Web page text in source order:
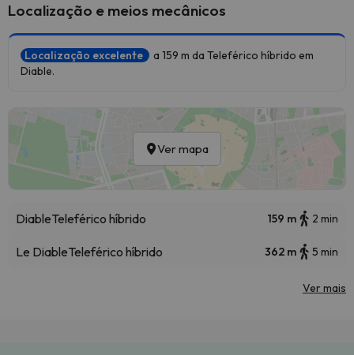
Localização e meios mecânicos
Localização excelente
a 159 m da Teleférico híbrido em
Diable.
Ver mapa
DiableTeleférico híbrido 159 m 2 min
Le DiableTeleférico híbrido 362 m 5 min
Ver mais